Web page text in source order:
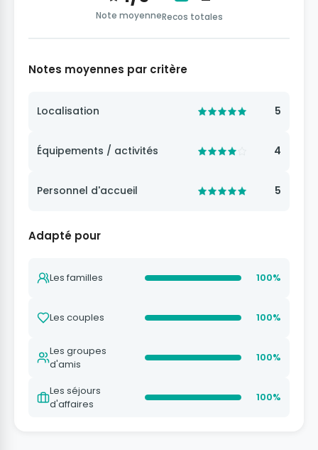
Note moyenneRecos totales
Notes moyennes par critère
Localisation 5
Équipements / activités 4
Personnel d'accueil 5
Adapté pour
Les familles 100%
Les couples 100%
Les groupes
d'amis
100%
Les séjours
d'affaires
100%